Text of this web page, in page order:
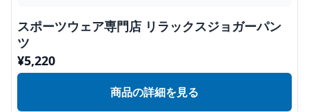
スポーツウェア専門店 リラックスジョガーパン
ツ
¥5,220
商品の詳細を見る